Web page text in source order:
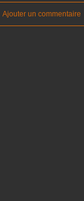
Ajouter un commentaire